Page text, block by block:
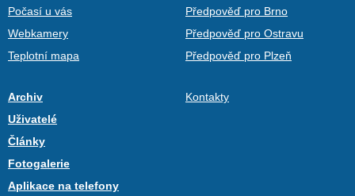
Počasí u vás
Webkamery
Teplotní mapa
Předpověď pro Brno
Předpověď pro Ostravu
Předpověď pro Plzeň
Archiv
Uživatelé
Články
Fotogalerie
Aplikace na telefony
Kontakty